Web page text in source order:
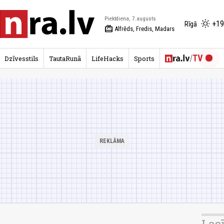
Piektdiena, 7.augusts
redeem Alfrēds, Fredis, Madars
Rīgā
Dzīvesstils TautaRunā LifeHacks Sports